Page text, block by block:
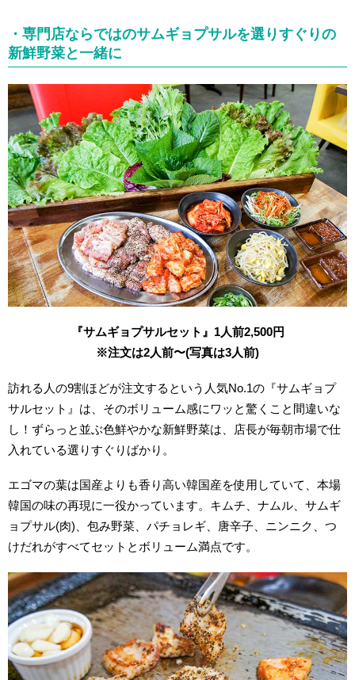
・専門店ならではのサムギョプサルを選りすぐりの
新鮮野菜と一緒に
『サムギョプサルセット』1人前2,500円
※注文は2人前〜(写真は3人前)
訪れる人の9割ほどが注文するという人気No.1の 『サムギョプ
サルセット』は、 そのボリューム感にワッと驚くこと間違いな
し！ずらっ と並ぶ色鮮やかな新鮮野菜は、店長が毎朝市場で仕
入れている選りすぐりばかり。
エゴマの葉は国産よりも香り高い韓国産を使用していて、本場
韓国の味の再現に一役かっています。 キムチ、ナムル、サムギ
ョプサル(肉)、包み野菜、パチョレギ、唐辛子、ニンニク、つ
けだれがすべてセットとボリューム満点です。